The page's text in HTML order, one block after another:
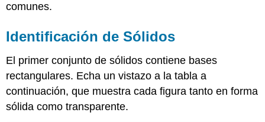
comunes.
Identificación de Sólidos
El primer conjunto de sólidos contiene bases
rectangulares. Echa un vistazo a la tabla a
continuación, que muestra cada figura tanto en forma
sólida como transparente.